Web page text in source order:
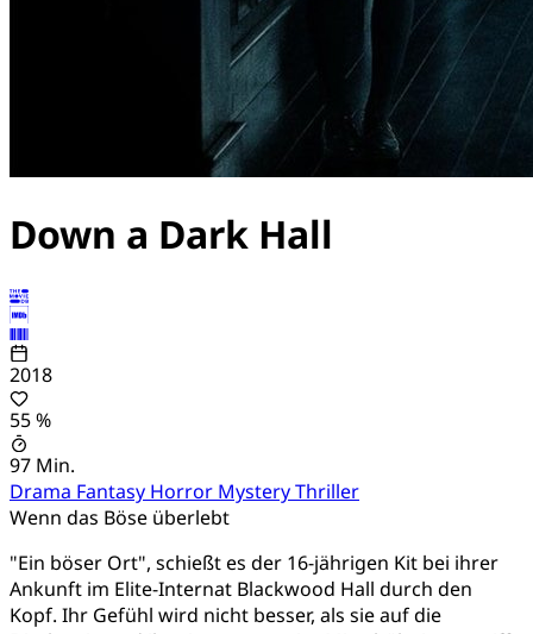
Down a Dark Hall
2018
55 %
97 Min.
Drama Fantasy Horror MysteryThriller
Wenn das Böse überlebt
"Ein böser Ort", schießt es der 16-jährigen Kit bei ihrer
Ankunft im Elite-Internat Blackwood Hall durch den
Kopf. Ihr Gefühl wird nicht besser, als sie auf die